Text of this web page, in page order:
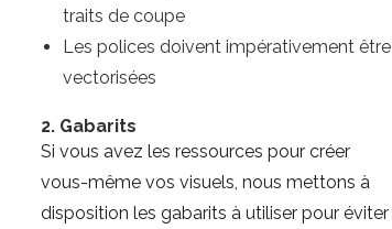
traits de coupe
Les polices doivent impérativement être
vectorisées
2. Gabarits
Si vous avez les ressources pour créer
vous-même vos visuels, nous mettons à
disposition les gabarits à utiliser pour éviter